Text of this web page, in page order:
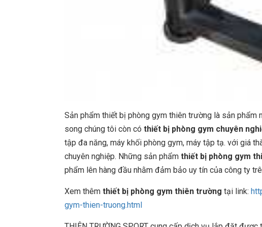
Sản phẩm thiết bị phòng gym thiên trường là sản phẩm
song chúng tôi còn có thiết bị phòng gym chuyên
tập đa năng, máy khối phòng gym, máy tập tạ. với giá
chuyên nghiệp. Những sản phẩm thiết bị phòng gym
phẩm lên hàng đầu nhằm đảm bảo uy tín của công ty
Xem thêm thiết bị phòng gym thiên trường tại link:
gym-thien-truong.html